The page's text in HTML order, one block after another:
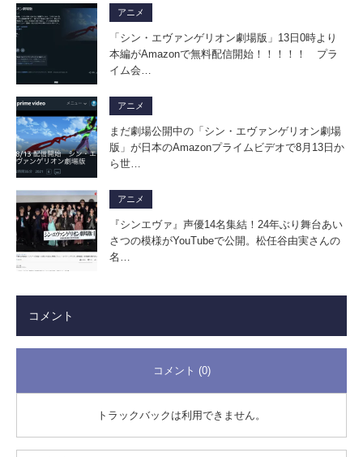
アニメ
「シン・エヴァンゲリオン劇場版」13日0時より
本編がAmazonで無料配信開始！！！！！ プラ
イム会…
アニメ
まだ劇場公開中の「シン・エヴァンゲリオン劇場
版」が日本のAmazonプライムビデオで8月13日か
ら世…
アニメ
『シンエヴァ』声優14名集結！24年ぶり舞台あい
さつの模様がYouTubeで公開。松任谷由実さんの
名…
コメント
コメント (0)
トラックバックは利用できません。